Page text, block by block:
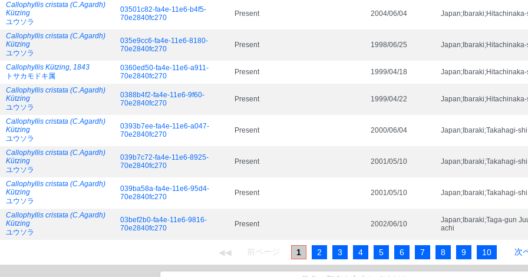
Callophyllis cristata (C.Agardh)
Kützing
ユウソラ
03501c82-fa4e-11e6-b4f5-
70e2840fc270
Present 2004/06/04
Callophyllis cristata (C.Agardh)
Kützing
ユウソラ
035e9cc6-fa4e-11e6-8180-
70e2840fc270
Present 1998/06/25
Callophyllis Kützing, 1843
トサカモドキ属
0360ed50-fa4e-11e6-a911-
70e2840fc270
Present 1999/04/18
Callophyllis cristata (C.Agardh)
Kützing
ユウソラ
0388b4f2-fa4e-11e6-9f60-
70e2840fc270
Present 1999/04/22
Callophyllis cristata (C.Agardh)
Kützing
ユウソラ
0393b7ee-fa4e-11e6-a047-
70e2840fc270
Present 2000/06/04 Japan;Ibaraki;Takahagi-shi
Callophyllis cristata (C.Agardh)
Kützing
ユウソラ
039b7c72-fa4e-11e6-8925-
70e2840fc270
Present 2001/05/10 Japan;Ibaraki;Takahagi-shi
Callophyllis cristata (C.Agardh)
Kützing
ユウソラ
039ba58a-fa4e-11e6-95d4-
70e2840fc270
Present 2001/05/10 Japan;Ibaraki;Takahagi-shi
Callophyllis cristata (C.Agardh)
Kützing
ユウソラ
03bef2b0-fa4e-11e6-9816-
70e2840fc270
Present 2002/06/10
Japan;Ibaraki;Taga-gun
achi
1 2 3 4 5 6 7 8 9 10